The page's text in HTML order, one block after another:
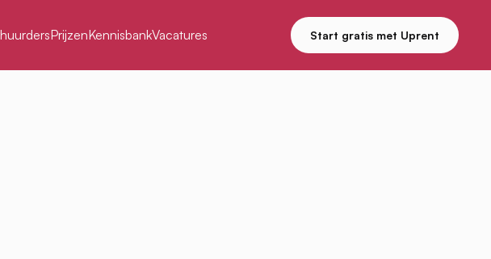
PrijzenKennisbankVacatures Start gratis met Uprent